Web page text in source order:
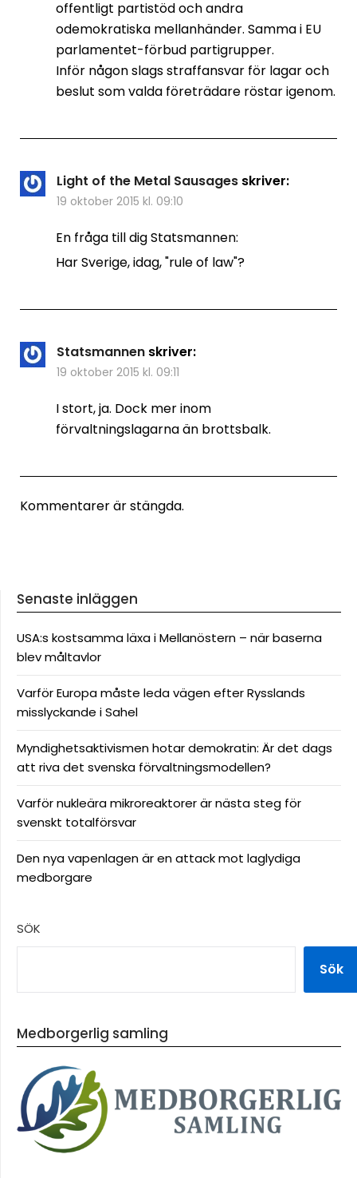
offentligt partistöd och andra
odemokratiska mellanhänder. Samma i EU
parlamentet-förbud partigrupper.
Inför någon slags straffansvar för lagar och
beslut som valda företrädare röstar igenom.
Light of the Metal Sausages skriver:
19 oktober 2015 kl. 09:10
En fråga till dig Statsmannen:
Har Sverige, idag, "rule of law"?
Statsmannen skriver:
19 oktober 2015 kl. 09:11
I stort, ja. Dock mer inom
förvaltningslagarna än brottsbalk.
Kommentarer är stängda.
Senaste inläggen
USA:s kostsamma läxa i Mellanöstern – när baserna
blev måltavlor
Varför Europa måste leda vägen efter Rysslands
misslyckande i Sahel
Myndighetsaktivismen hotar demokratin: Är det dags
att riva det svenska förvaltningsmodellen?
Varför nukleära mikroreaktorer är nästa steg för
svenskt totalförsvar
Den nya vapenlagen är en attack mot laglydiga
medborgare
SÖK
Sök
Medborgerlig samling